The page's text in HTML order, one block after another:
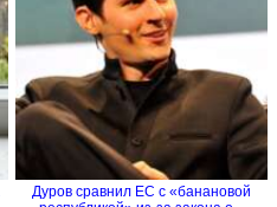
Дуров сравнил ЕС с «банановой